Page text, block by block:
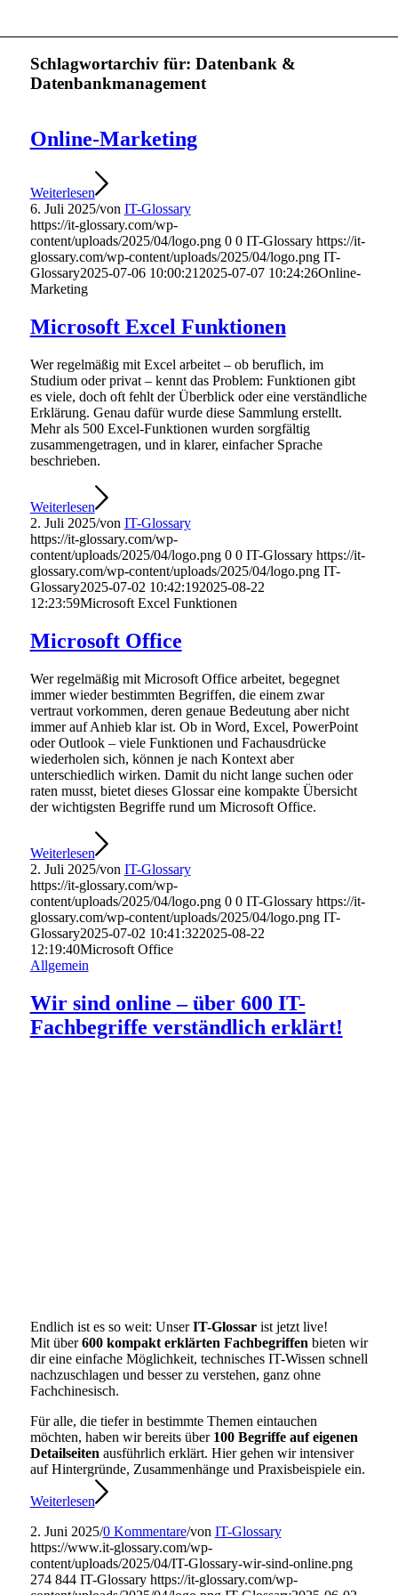
Schlagwortarchiv für: Datenbank &
Datenbankmanagement
Online-Marketing
Weiterlesen
6. Juli 2025/von IT-Glossary
https://it-glossary.com/wp-
content/uploads/2025/04/logo.png 0 0 IT-Glossary https://it-
glossary.com/wp-content/uploads/2025/04/logo.png IT-
Glossary2025-07-06 10:00:21 2025-07-07 10:24:26Online-
Marketing
Microsoft Excel Funktionen
Wer regelmäßig mit Excel arbeitet – ob beruflich, im
Studium oder privat – kennt das Problem: Funktionen gibt
es viele, doch oft fehlt der Überblick oder eine verständliche
Erklärung. Genau dafür wurde diese Sammlung erstellt.
Mehr als 500 Excel-Funktionen wurden sorgfältig
zusammengetragen, und in klarer, einfacher Sprache
beschrieben.
Weiterlesen
2. Juli 2025/von IT-Glossary
https://it-glossary.com/wp-
content/uploads/2025/04/logo.png 0 0 IT-Glossary https://it-
glossary.com/wp-content/uploads/2025/04/logo.png IT-
Glossary2025-07-02 10:42:192025-08-22
12:23:59Microsoft Excel Funktionen
Microsoft Office
Wer regelmäßig mit Microsoft Office arbeitet, begegnet
immer wieder bestimmten Begriffen, die einem zwar
vertraut vorkommen, deren genaue Bedeutung aber nicht
immer auf Anhieb klar ist. Ob in Word, Excel, PowerPoint
oder Outlook – viele Funktionen und Fachausdrücke
wiederholen sich, können je nach Kontext aber
unterschiedlich wirken. Damit du nicht lange suchen oder
raten musst, bietet dieses Glossar eine kompakte Übersicht
der wichtigsten Begriffe rund um Microsoft Office.
Weiterlesen
2. Juli 2025/von IT-Glossary
https://it-glossary.com/wp-
content/uploads/2025/04/logo.png 0 0 IT-Glossary https://it-
glossary.com/wp-content/uploads/2025/04/logo.png IT-
Glossary2025-07-02 10:41:322025-08-22
12:19:40Microsoft Office
Allgemein
Wir sind online – über 600 IT-
Fachbegriffe verständlich erklärt!
Endlich ist es so weit: UnserIT-Glossarist jetzt live!
Mit über600 kompakt erklärten Fachbegriffen bieten wir
dir eine einfache Möglichkeit, technisches IT-Wissen schnell
nachzuschlagen und besser zu verstehen, ganz ohne
Fachchinesisch.
Für alle, die tiefer in bestimmte Themen eintauchen
möchten, haben wir bereits über 100 Begriffe auf eigenen
Detailseiten ausführlich erklärt. Hier gehen wir intensiver
auf Hintergründe, Zusammenhänge und Praxisbeispiele ein.
Weiterlesen
2. Juni 2025/0 Kommentare/von IT-Glossary
https://www.it-glossary.com/wp-
content/uploads/2025/04/IT-Glossary-wir-sind-online.png
274 844 IT-Glossary https://it-glossary.com/wp-